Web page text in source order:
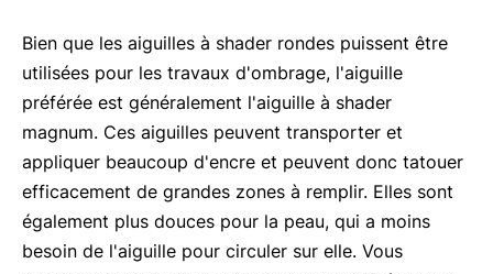
Bien que les aiguilles à shader rondes puissent être
utilisées pour les travaux d'ombrage, l'aiguille
préférée est généralement l'aiguille à shader
magnum. Ces aiguilles peuvent transporter et
appliquer beaucoup d'encre et peuvent donc tatouer
efficacement de grandes zones à remplir. Elles sont
également plus douces pour la peau, qui a moins
besoin de l'aiguille pour circuler sur elle. Vous